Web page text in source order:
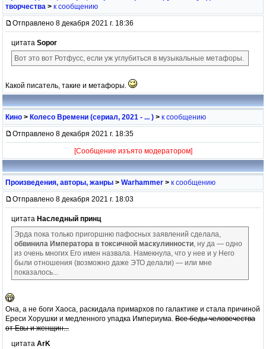
творчества > к сообщению
Отправлено 8 декабря 2021 г. 18:36
цитата Sopor
Вот это вот Ротфусс, если уж углубиться в музыкальные метафоры.
Какой писатель, такие и метафоры.
Кино > Колесо Времени (сериал, 2021 - ... ) > к сообщению
Отправлено 8 декабря 2021 г. 18:35
[Сообщение изъято модератором]
Произведения, авторы, жанры > Warhammer > к сообщению
Отправлено 8 декабря 2021 г. 18:03
цитата Наследный принц
Эрда пока только пригоршню пафосных заявлений сделала,
обвинила Императора в токсичной маскулинности, ну да — одно
из очень многих Его имен назвала. Намекнула, что у нее и у Него
были отношения (возможно даже ЭТО делали) — или мне
показалось...
Она, а не боги Хаоса, раскидала примархов по галактике и стала причиной
Ереси Хорушки и медленного упадка Империума. Все беды человечества
от Евы и женщин...
цитата ArK